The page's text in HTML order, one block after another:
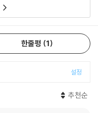
한줄평 1
설정
추천순